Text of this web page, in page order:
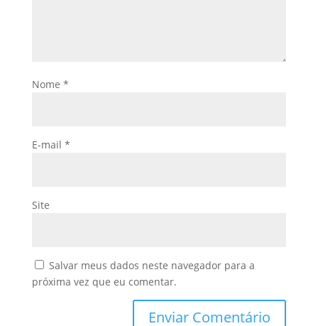
Nome *
E-mail *
Site
Salvar meus dados neste navegador para a
próxima vez que eu comentar.